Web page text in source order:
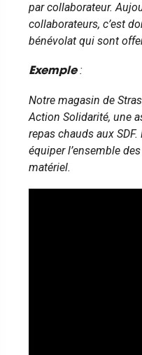
par collaborateur.
collaborateurs, c’est
bénévolat qui sont
Exemple:
Notre magasin de
Action Solidarité, une
repas chauds aux
équiper l’ensemble
matériel.